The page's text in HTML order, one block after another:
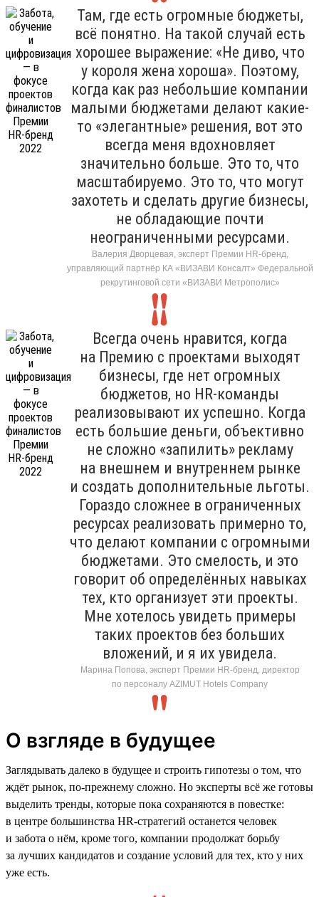
Там, где есть огромные бюджеты,
всё понятно. На такой случай есть
хорошее выражение: «Не диво, что
у короля жена хороша». Поэтому,
когда как раз небольшие компании
малыми бюджетами делают какие-
то «элегантные» решения, вот это
всегда меня вдохновляет
значительно больше. Это то, что
масштабируемо. Это то, что могут
захотеть и сделать другие бизнесы,
не обладающие почти
неограниченными ресурсами.
Валерия Дворцевая, эксперт Премии HR-бренд,
управляющий партнёр КА «ВИЗАВИ Консалт» Федеральной
рекрутинговой сети «ВИЗАВИ Метрополис»
Всегда очень нравится, когда
на Премию с проектами выходят
бизнесы, где нет огромных
бюджетов, но HR-команды
реализовывают их успешно. Когда
есть большие деньги, объективно
не сложно «запилить» рекламу
на внешнем и внутреннем рынке
и создать дополнительные льготы.
Гораздо сложнее в ограниченных
ресурсах реализовать примерно то,
что делают компании с огромными
бюджетами. Это смелость, и это
говорит об определённых навыках
тех, кто организует эти проекты.
Мне хотелось увидеть примеры
таких проектов без больших
вложений, и я их увидела.
Марина Попова, эксперт Премии HR-бренд, директор
по персоналу AZIMUT Hotels Company
О взгляде в будущее
Заглядывать далеко в будущее и строить гипотезы о том, что
ждёт рынок, по-прежнему сложно. Но эксперты всё же готовы
выделить тренды, которые пока сохраняются в повестке:
в центре большинства HR-стратегий останется человек
и забота о нём, кроме того, компании продолжат борьбу
за лучших кандидатов и создание условий для тех, кто у них
уже есть.